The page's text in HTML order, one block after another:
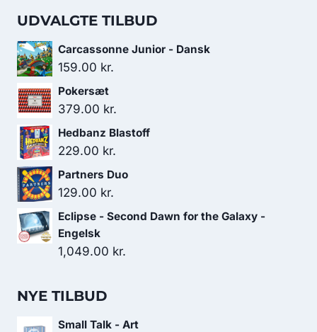
UDVALGTE TILBUD
Carcassonne Junior - Dansk
159.00 kr.
Pokersæt
379.00 kr.
Hedbanz Blastoff
229.00 kr.
Partners Duo
129.00 kr.
Eclipse - Second Dawn for the Galaxy -
Engelsk
1,049.00 kr.
NYE TILBUD
Small Talk - Art